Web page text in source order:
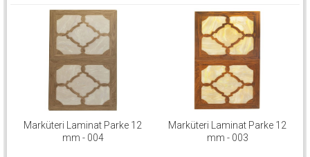
Marküteri Laminat Parke 12
mm - 004
Marküteri Laminat Parke 12
mm - 003